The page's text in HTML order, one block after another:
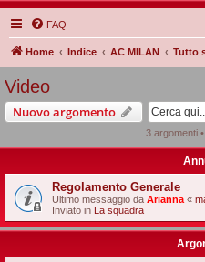
FAQ
Home Indice AC MILAN Tutto
Video
Nuovo argomento
3 argomenti
Regolamento Generale
Ultimo messaggio da Arianna «
Inviato in La squadra